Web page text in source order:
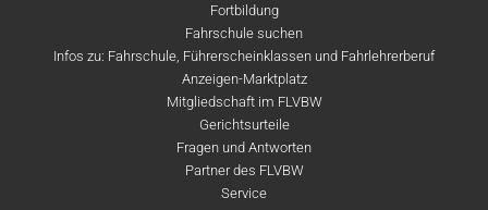
Fortbildung
Fahrschule suchen
Infos zu: Fahrschule, Führerscheinklassen und Fahrlehrerberuf
Anzeigen-Marktplatz
Mitgliedschaft im FLVBW
Gerichtsurteile
Fragen und Antworten
Partner des FLVBW
Service